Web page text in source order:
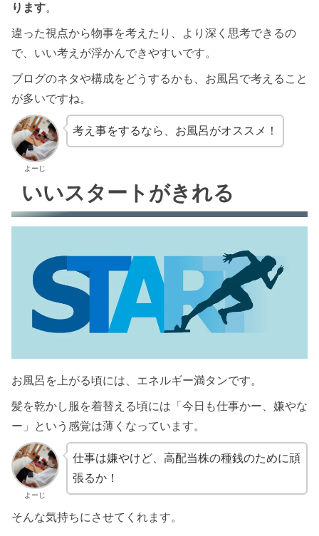
ります。
違った視点から物事を考えたり、より深く思考できるの
で、いい考えが浮かんできやすいです。
ブログのネタや構成をどうするかも、お風呂で考えること
が多いですね。
よーじ
考え事をするなら、お風呂がオススメ！
いいスタートがきれる
お風呂を上がる頃には、エネルギー満タンです。
髪を乾かし服を着替える頃には「今日も仕事かー、嫌やな
ー」という感覚は薄くなっています。
よーじ
仕事は嫌やけど、高配当株の種銭のために頑
張るか！
そんな気持ちにさせてくれます。